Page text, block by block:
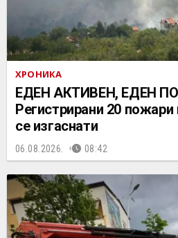
ХРОНИКА
ЕДЕН АКТИВЕН, ЕДЕН
Регистрирани 20 пожари
се изгаснати
06.08.2026. 08:42